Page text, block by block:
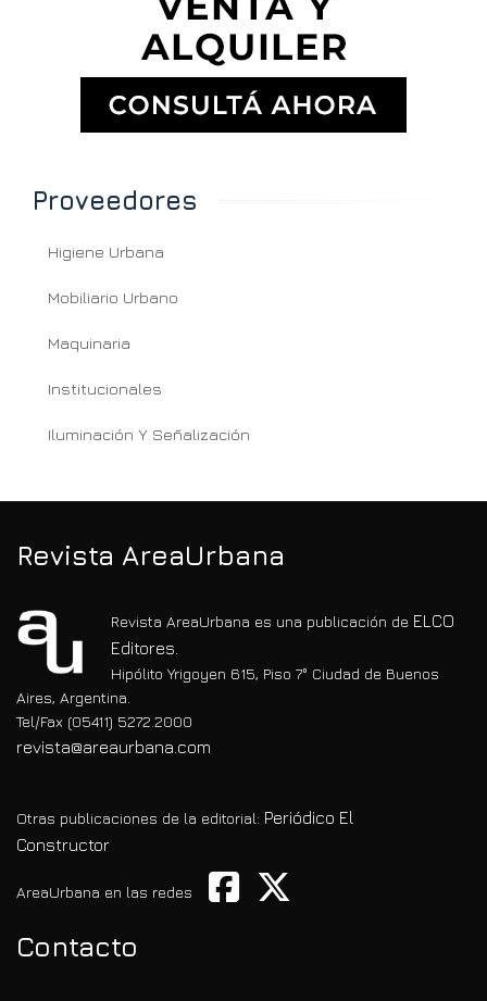
Proveedores
Higiene Urbana
Mobiliario Urbano
Maquinaria
Institucionales
Iluminación Y Señalización
Revista AreaUrbana
Revista AreaUrbana es una publicación de ELCO
Editores.
Hipólito Yrigoyen 615, Piso 7° Ciudad de Buenos
Aires, Argentina.
Tel/Fax (05411) 5272.2000
revista@areaurbana.com
Otras publicaciones de la editorial: Periódico El
Constructor
AreaUrbana en las redes
Contacto